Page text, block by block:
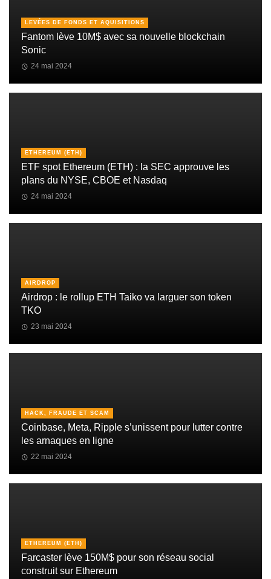
LEVÉES DE FONDS ET AQUISITIONS
Fantom lève 10M$ avec sa nouvelle blockchain
Sonic
24 mai 2024
ETHEREUM (ETH)
ETF spot Ethereum (ETH) : la SEC approuve les
plans du NYSE, CBOE et Nasdaq
24 mai 2024
AIRDROP
Airdrop : le rollup ETH Taiko va larguer son token
TKO
23 mai 2024
HACK, FRAUDE ET SCAM
Coinbase, Meta, Ripple s’unissent pour lutter contre
les arnaques en ligne
22 mai 2024
ETHEREUM (ETH)
Farcaster lève 150M$ pour son réseau social
construit sur Ethereum